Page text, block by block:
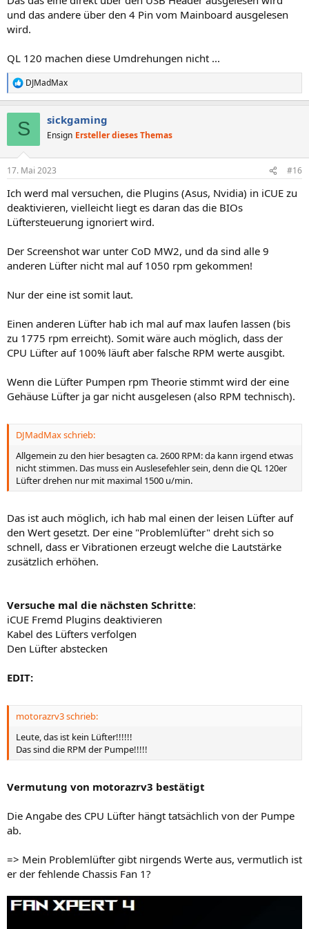
und das andere über den 4 Pin vom Mainboard ausgelesen
wird.
QL 120 machen diese Umdrehungen nicht ...
R
e
e
:
DJMadMax
S sickgaming
Ensign Ersteller dieses Themas
17. Mai 2023 #16
Ich werd mal versuchen, die Plugins (Asus, Nvidia) in iCUE zu
deaktivieren, vielleicht liegt es daran das die BIOs
Lüftersteuerung ignoriert wird.
Der Screenshot war unter CoD MW2, und da sind alle 9
anderen Lüfter nicht mal auf 1050 rpm gekommen!
Nur der eine ist somit laut.
Einen anderen Lüfter hab ich mal auf max laufen lassen (bis
zu 1775 rpm erreicht). Somit wäre auch möglich, dass der
CPU Lüfter auf 100% läuft aber falsche RPM werte ausgibt.
Wenn die Lüfter Pumpen rpm Theorie stimmt wird der eine
Gehäuse Lüfter ja gar nicht ausgelesen (also RPM technisch).
DJMadMax schrieb:
Allgemein zu den hier besagten ca. 2600 RPM: da kann irgend etwas
nicht stimmen. Das muss ein Auslesefehler sein, denn die QL 120er
Lüfter drehen nur mit maximal 1500 u/min.
Das ist auch möglich, ich hab mal einen der leisen Lüfter auf
den Wert gesetzt. Der eine "Problemlüfter" dreht sich so
schnell, dass er Vibrationen erzeugt welche die Lautstärke
zusätzlich erhöhen.
Versuche mal die nächsten Schritte:
iCUE Fremd Plugins deaktivieren
Kabel des Lüfters verfolgen
Den Lüfter abstecken
EDIT:
motorazrv3 schrieb:
Leute, das ist kein Lüfter!!!!!!
Das sind die RPM der Pumpe!!!!!
Vermutung von motorazrv3 bestätigt
Die Angabe des CPU Lüfter hängt tatsächlich von der Pumpe
ab.
=> Mein Problemlüfter gibt nirgends Werte aus, vermutlich ist
er der fehlende Chassis Fan 1?